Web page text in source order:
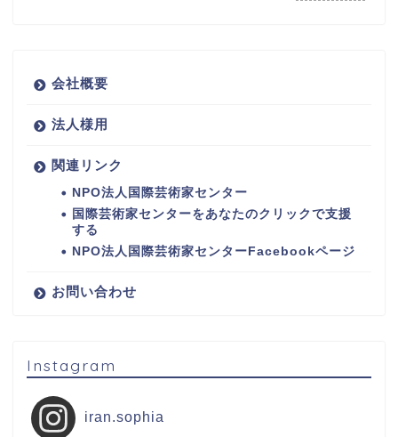
会社概要
法人様用
関連リンク
NPO法人国際芸術家センター
国際芸術家センターをあなたのクリックで支援
する
NPO法人国際芸術家センターFacebookページ
お問い合わせ
Instagram
iran.sophia